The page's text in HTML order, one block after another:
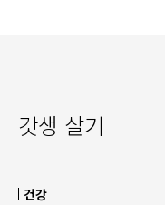
갓생 살기
건강